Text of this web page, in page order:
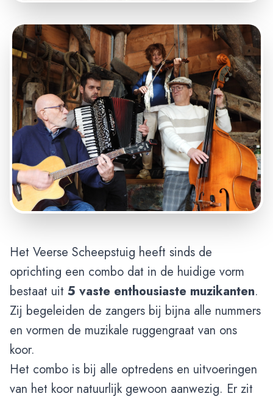
Het Veerse Scheepstuig heeft sinds de
oprichting een combo dat in de huidige vorm
bestaat uit 5 vaste enthousiaste muzikanten.
Zij begeleiden de zangers bij bijna alle nummers
en vormen de muzikale ruggengraat van ons
koor.
Het combo is bij alle optredens en uitvoeringen
van het koor natuurlijk gewoon aanwezig. Er zit